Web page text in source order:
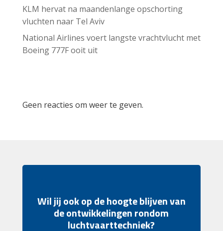
KLM hervat na maandenlange opschorting
vluchten naar Tel Aviv
National Airlines voert langste vrachtvlucht met
Boeing 777F ooit uit
Geen reacties om weer te geven.
Wil jij ook op de hoogte blijven van
de ontwikkelingen rondom
luchtvaarttechniek?